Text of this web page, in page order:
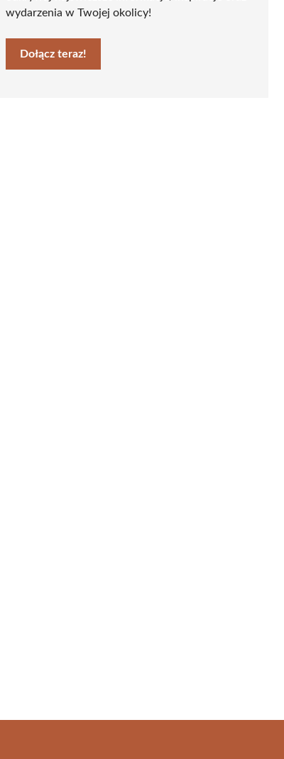
wydarzenia w Twojej okolicy!
Dołącz teraz!